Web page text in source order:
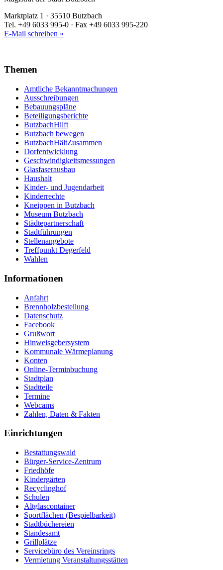
Marktplatz 1 · 35510 Butzbach
Tel. +49 6033 995-0 · Fax +49 6033 995-220
E-Mail schreiben »
Themen
Amtliche Bekanntmachungen
Ausschreibungen
Bebauungspläne
Beteiligungsberichte
ButzbachHilft
Butzbach bewegen
ButzbachHältZusammen
Dorfentwicklung
Geschwindigkeitsmessungen
Glasfaserausbau
Haushalt
Kinder- und Jugendarbeit
Kinderrechte
Kneippen in Butzbach
Museum Butzbach
Städtepartnerschaft
Stadtführungen
Stellenangebote
Treffpunkt Degerfeld
Wahlen
Informationen
Anfahrt
Brennholzbestellung
Datenschutz
Facebook
Grußwort
Hinweisgebersystem
Kommunale Wärmeplanung
Konten
Online-Terminbuchung
Stadtplan
Stadtteile
Termine
Webcams
Zahlen, Daten & Fakten
Einrichtungen
Bestattungswald
Bürger-Service-Zentrum
Friedhöfe
Kindergärten
Recyclinghof
Schulen
Altglascontainer
Sportflächen (Bespielbarkeit)
Stadtbüchereien
Standesamt
Grillplätze
Servicebüro des Vereinsrings
Vermietung Veranstaltungsstätten